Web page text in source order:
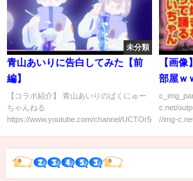
未分類
青山あいりに告白してみた【前
編】
【コラボ紹介】 青山あいりのばくにゅー
ちゃんねる
https://www.youtube.com/channel/UCTOr5QCBg22e...
【画
部屋ｗ
c.net/
//img-